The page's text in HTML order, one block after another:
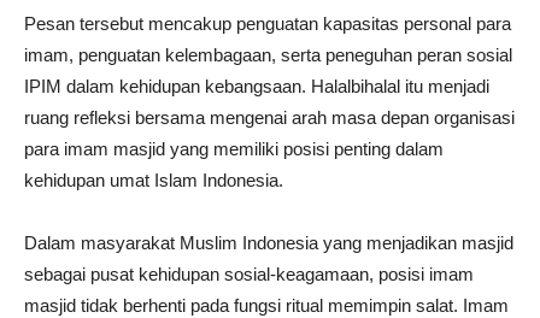
Pesan tersebut mencakup penguatan kapasitas personal para
imam, penguatan kelembagaan, serta peneguhan peran sosial
IPIM dalam kehidupan kebangsaan. Halalbihalal itu menjadi
ruang refleksi bersama mengenai arah masa depan organisasi
para imam masjid yang memiliki posisi penting dalam
kehidupan umat Islam Indonesia.
Dalam masyarakat Muslim Indonesia yang menjadikan masjid
sebagai pusat kehidupan sosial-keagamaan, posisi imam
masjid tidak berhenti pada fungsi ritual memimpin salat. Imam